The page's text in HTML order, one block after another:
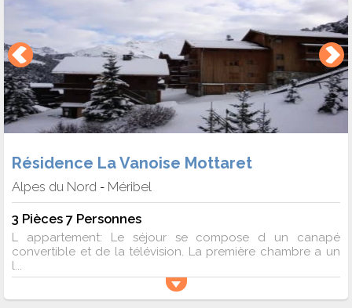
Résidence La Vanoise Mottaret
Alpes du Nord - Méribel
3 Pièces 7 Personnes
L appartement: Le séjour se compose d un canapé
convertible et de la télévision. La première chambre a un
l...